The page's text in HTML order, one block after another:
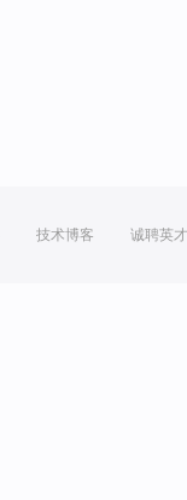
技术博客 诚聘英才